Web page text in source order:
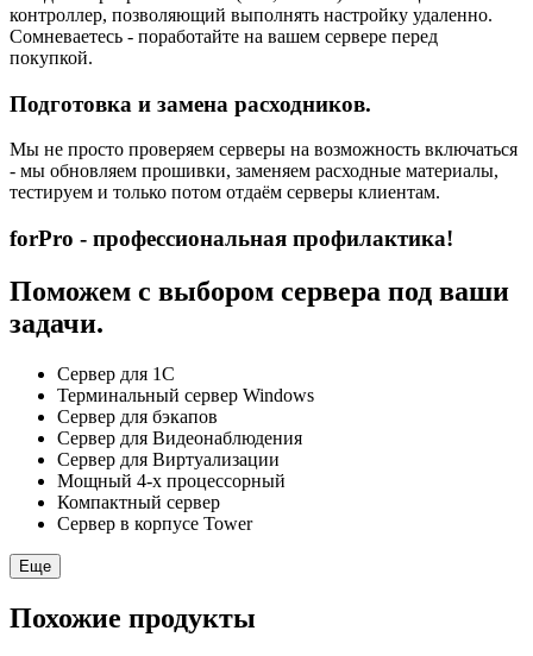
контроллер, позволяющий выполнять настройку удаленно.
Сомневаетесь - поработайте на вашем сервере перед
покупкой.
Подготовка и замена расходников.
Мы не просто проверяем серверы на возможность включаться
- мы обновляем прошивки, заменяем расходные материалы,
тестируем и только потом отдаём серверы клиентам.
forPro - профессиональная профилактика!
Поможем с выбором сервера под ваши
задачи.
Сервер для 1С
Терминальный сервер Windows
Сервер для бэкапов
Сервер для Видеонаблюдения
Сервер для Виртуализации
Мощный 4-х процессорный
Компактный сервер
Сервер в корпусе Tower
Еще
Похожие продукты